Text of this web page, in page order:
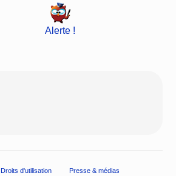
Alerte !
Droits d'utilisation Presse & médias